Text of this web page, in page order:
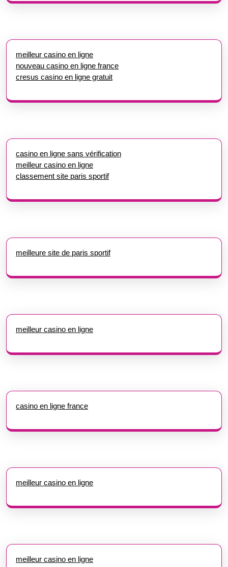
meilleur casino en ligne
nouveau casino en ligne france
cresus casino en ligne gratuit
casino en ligne sans vérification
meilleur casino en ligne
classement site paris sportif
meilleure site de paris sportif
meilleur casino en ligne
casino en ligne france
meilleur casino en ligne
meilleur casino en ligne